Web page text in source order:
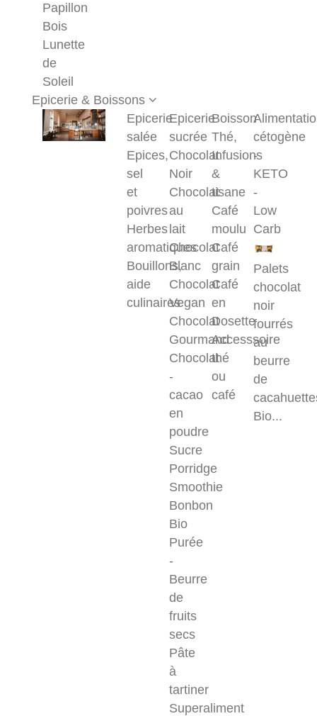
Papillon
Bois
Lunette
de
Soleil
Epicerie & Boissons
Epicerie
salée
Epices,
sel
et
poivres
Herbes
aromatiques
Bouillons,
aide
culinaires
Epicerie
sucrée
Chocolat
Noir
Chocolat
au
lait
Chocolat
Blanc
Chocolat
Vegan
Chocolat
Gourmand
Chocolat
-
cacao
en
poudre
Sucre
Porridge
Smoothie
Bonbon
Bio
Purée
-
Beurre
de
fruits
secs
Pâte
à
tartiner
Superaliment
Boisson
Thé,
Infusions
&
tisane
Café
moulu
Café
grain
Café
en
Dosette
Accesssoire
thé
ou
café
cétogène
-
KETO
-
Low
Carb
Palets
chocolat
noir
fourrés
au
beurre
de
Bio...